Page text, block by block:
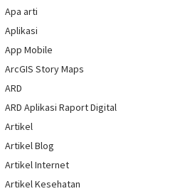
Apa arti
Aplikasi
App Mobile
ArcGIS Story Maps
ARD
ARD Aplikasi Raport Digital
Artikel
Artikel Blog
Artikel Internet
Artikel Kesehatan